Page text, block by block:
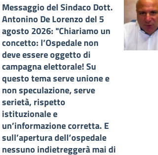
Messaggio del Sindaco Dott.
Antonino De Lorenzo del 5
agosto 2026: "Chiariamo un
concetto: l’Ospedale non
deve essere oggetto di
campagna elettorale! Su
questo tema serve unione e
non speculazione, serve
serietà, rispetto
istituzionale e
un’informazione corretta. E
sull’apertura dell’ospedale
nessuno indietreggerà mai di